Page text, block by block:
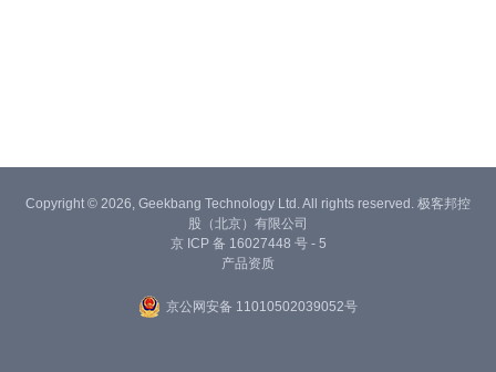
Copyright © 2026, Geekbang Technology Ltd. All rights reserved. 极客邦控
股（北京）有限公司
京 ICP 备 16027448 号 - 5
产品资质
京公网安备 11010502039052号